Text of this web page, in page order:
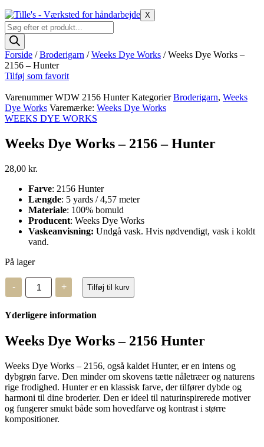
X
Products
search
Forside /Broderigarn /Weeks Dye Works / Weeks Dye Works –
2156 – Hunter
Tilføj som favorit
VarenummerWDW 2156 HunterKategorier Broderigarn, Weeks
Dye Works Varemærke: Weeks Dye Works
WEEKS DYE WORKS
Weeks Dye Works – 2156 – Hunter
28,00 kr.
Farve: 2156 Hunter
Længde: 5 yards / 4,57 meter
Materiale: 100% bomuld
Producent: Weeks Dye Works
Vaskeanvisning: Undgå vask. Hvis nødvendigt, vask i koldt
vand.
På lager
-
Weeks
Dye
Works
2156
Hunter
antal
+ Tilføj til kurv
Yderligere information
Weeks Dye Works – 2156 Hunter
Weeks Dye Works – 2156, også kaldet Hunter, er en intens og
dybgrøn farve. Den minder om skovens tætte nåletræer og naturens
rige frodighed. Hunter er en klassisk farve, der tilfører dybde og
harmoni til dine broderier. Den er ideel til naturinspirerede motiver
og fungerer smukt både som hovedfarve og kontrast i større
kompositioner.